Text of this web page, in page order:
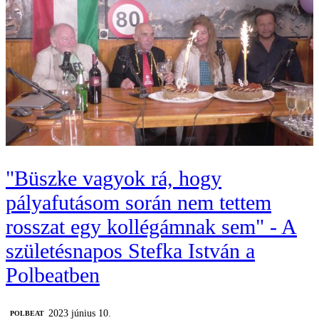
"Büszke vagyok rá, hogy
pályafutásom során nem tettem
rosszat egy kollégámnak sem" - A
születésnapos Stefka István a
Polbeatben
‎POLBEAT 2023 június 10.